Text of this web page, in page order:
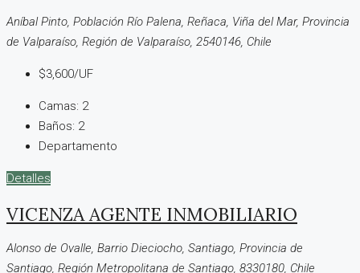
Aníbal Pinto, Población Río Palena, Reñaca, Viña del Mar, Provincia
de Valparaíso, Región de Valparaíso, 2540146, Chile
$3,600/UF
Camas: 2
Baños: 2
Departamento
Detalles
VICENZA AGENTE INMOBILIARIO
Alonso de Ovalle, Barrio Dieciocho, Santiago, Provincia de
Santiago, Región Metropolitana de Santiago, 8330180, Chile